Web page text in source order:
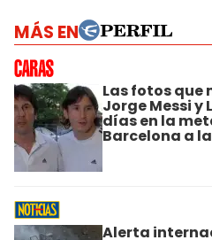
MÁS EN
Las fotos que
Jorge Messi y
días en la
Barcelona a
Alerta